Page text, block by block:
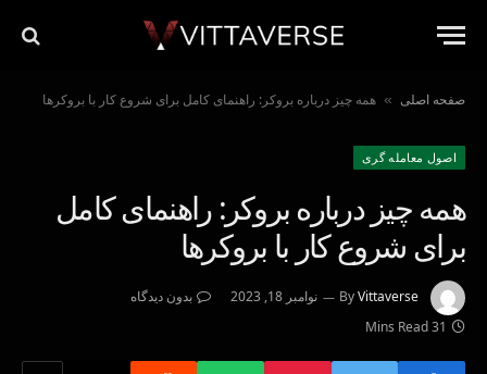
صفحه اصلی » همه چیز درباره بروکر: راهنمای کامل برای شروع کار با بروکرها
اصول معامله گرى
همه چیز درباره بروکر: راهنمای کامل
برای شروع کار با بروکرها
ByVittaverse نوامبر 18, 2023
بدون دیدگاه
31 Mins Read